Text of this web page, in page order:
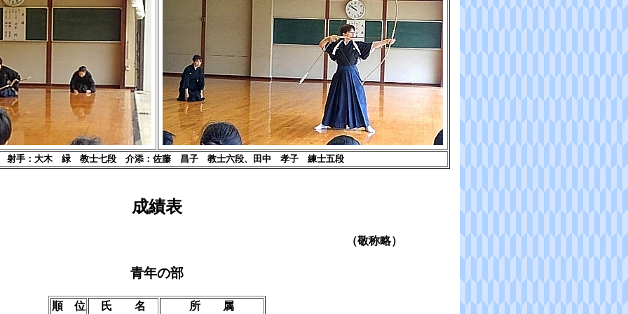
射手：大木 緑 教士七段 介添：佐藤 昌子 教士六段、田中 孝子 練士五段
成績表
（敬称略）
青年の部
順 位 氏 名 所 属